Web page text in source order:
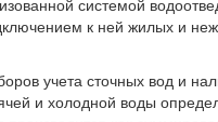
системой
к ней жилых и
учета сточных вод и
и холодной воды